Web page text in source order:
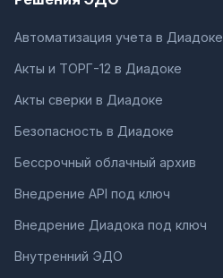
Автоматизация учета в Диадоке
Акты и ТОРГ-12 в Диадоке
Акты сверки в Диадоке
Безопасность в Диадоке
Бессрочный облачный архив
Внедрение API под ключ
Внедрение Диадока под ключ
Внутренний ЭДО